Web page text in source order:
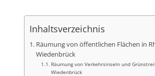
Inhaltsverzeichnis
Räumung von öffentlichen Flächen in
Wiedenbrück
Räumung von Verkehrsinseln und
Wiedenbrück